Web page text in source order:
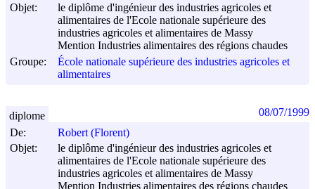
Objet:
le diplôme d'ingénieur des industries agricoles et
alimentaires de l'Ecole nationale supérieure des
industries agricoles et alimentaires de Massy
Mention Industries alimentaires des régions chaudes
Groupe:
École nationale supérieure des industries agricoles et
alimentaires
De:
Robert (Florent)
Objet:
le diplôme d'ingénieur des industries agricoles et
alimentaires de l'Ecole nationale supérieure des
industries agricoles et alimentaires de Massy
Mention Industries alimentaires des régions chaudes
diplome 08/07/1999